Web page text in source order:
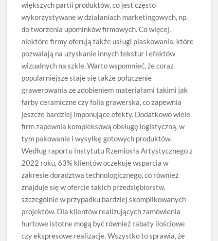
większych partii produktów, co jest często
wykorzystywane w działaniach marketingowych, np.
do tworzenia upominków firmowych. Co więcej,
niektóre firmy oferują także usługi piaskowania, które
pozwalają na uzyskanie innych tekstur i efektów
wizualnych na szkle. Warto wspomnieć, że coraz
popularniejsze staje się także połączenie
grawerowania ze zdobieniem materiałami takimi jak
farby ceramiczne czy folia grawerska, co zapewnia
jeszcze bardziej imponujące efekty. Dodatkowo wiele
firm zapewnia kompleksową obsługę logistyczną, w
tym pakowanie i wysyłkę gotowych produktów.
Według raportu Instytutu Rzemiosła Artystycznego z
2022 roku, 63% klientów oczekuje wsparcia w
zakresie doradztwa technologicznego, co również
znajduje się w ofercie takich przedsiębiorstw,
szczególnie w przypadku bardziej skomplikowanych
projektów. Dla klientów realizujących zamówienia
hurtowe istotne mogą być również rabaty ilościowe
czy ekspresowe realizacje. Wszystko to sprawia, że